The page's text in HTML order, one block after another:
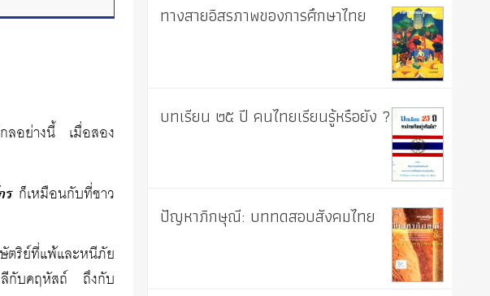
ลอย่างนี้ เมื่อสอง
ก็เหมือนกับที่ชาว
ตริย์ที่แพ้และหนีภัย
ลีกับคฤหัสถ์ ถึงกับ
ทางสายอิสรภาพของการศึกษาไทย
บทเรียน ๒๕ ปี คนไทยเรียนรู้หรือยัง ?
ปัญหาภิกษุณี: บททดสอบสังคมไทย